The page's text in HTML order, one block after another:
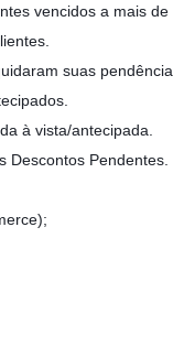
vencidos a mais de
suas
à vista/antecipada.
Descontos Pendentes.